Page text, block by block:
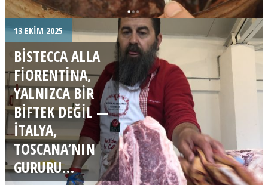
13 EKIM 2025
BISTECCA ALLA
FIORENTINA,
YALNIZCA BIR
BIFTEK DEĞIL —
İTALYA,
TOSCANA’NIN
GURURU…